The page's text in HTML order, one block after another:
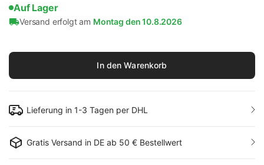
Auf Lager
Versand erfolgt am Montag den 10.8.2026
In den Warenkorb
Lieferung in 1-3 Tagen per DHL
Gratis Versand in DE ab 50 € Bestellwert